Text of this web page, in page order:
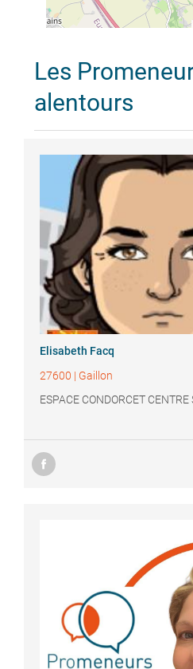
Les
alentours
Elisabeth Facq
27600 | Gaillon
ESPACE CONDORCET CENTRE